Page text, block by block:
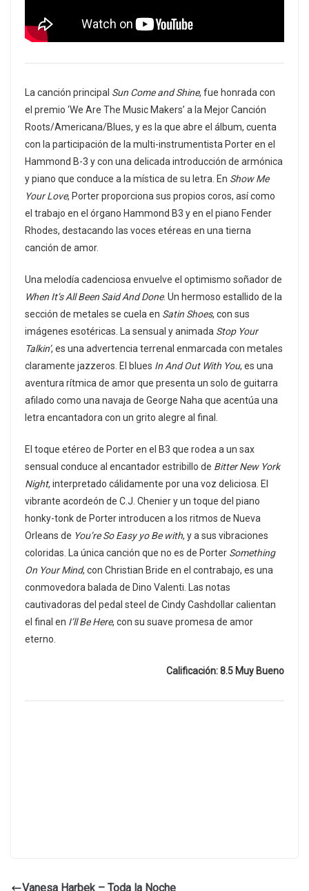
La canción principal Sun Come and Shine, fue honrada con
el premio ‘We Are The Music Makers’ a la Mejor Canción
Roots/Americana/Blues, y es la que abre el álbum, cuenta
con la participación de la multi-instrumentista Porter en el
Hammond B-3 y con una delicada introducción de armónica
y piano que conduce a la mística de su letra. En Show Me
Your Love, Porter proporciona sus propios coros, así como
el trabajo en el órgano Hammond B3 y en el piano Fender
Rhodes, destacando las voces etéreas en una tierna
canción de amor.
Una melodía cadenciosa envuelve el optimismo soñador de
When It’s All Been Said And Done. Un hermoso estallido de la
sección de metales se cuela en Satin Shoes, con sus
imágenes esotéricas. La sensual y animada Stop Your
Talkin’, es una advertencia terrenal enmarcada con metales
claramente jazzeros. El blues In And Out With You, es una
aventura rítmica de amor que presenta un solo de guitarra
afilado como una navaja de George Naha que acentúa una
letra encantadora con un grito alegre al final.
El toque etéreo de Porter en el B3 que rodea a un sax
sensual conduce al encantador estribillo de Bitter New York
Night, interpretado cálidamente por una voz deliciosa. El
vibrante acordeón de C.J. Chenier y un toque del piano
honky-tonk de Porter introducen a los ritmos de Nueva
Orleans de You’re So Easy yo Be with, y a sus vibraciones
coloridas. La única canción que no es de Porter Something
On Your Mind, con Christian Bride en el contrabajo, es una
conmovedora balada de Dino Valenti. Las notas
cautivadoras del pedal steel de Cindy Cashdollar calientan
el final en I’ll Be Here, con su suave promesa de amor
eterno.
Calificación: 8.5 Muy Bueno
Vanesa Harbek – Toda la Noche